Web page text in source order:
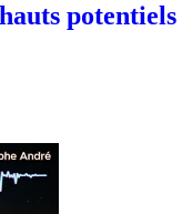
potentiels